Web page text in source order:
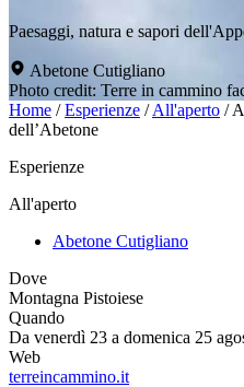
Paesaggi, natura e sapori
Abetone Cutigliano
Photo credit: Terre in cammino
Home /Esperienze /All'aperto /
dell’Abetone
Esperienze
All'aperto
Abetone Cutigliano
Dove
Montagna Pistoiese
Quando
Da venerdì 23 a domenica 25
Web
terreincammino.it